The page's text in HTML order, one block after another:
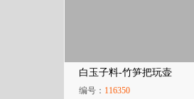
白玉子料-竹笋把玩壶
编号： 116350